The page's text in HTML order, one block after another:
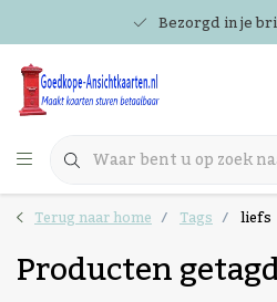
Bezorgd in je
Terug naar home Tags liefs
Producten